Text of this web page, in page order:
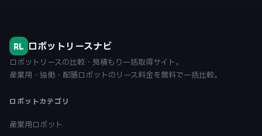
RL ロボットリースナビ
ロボットリースの比較・見積もり一括取得サイト。
産業用・協働・配膳ロボットのリース料金を無料で一括比較。
ロボットカテゴリ
産業用ロボット